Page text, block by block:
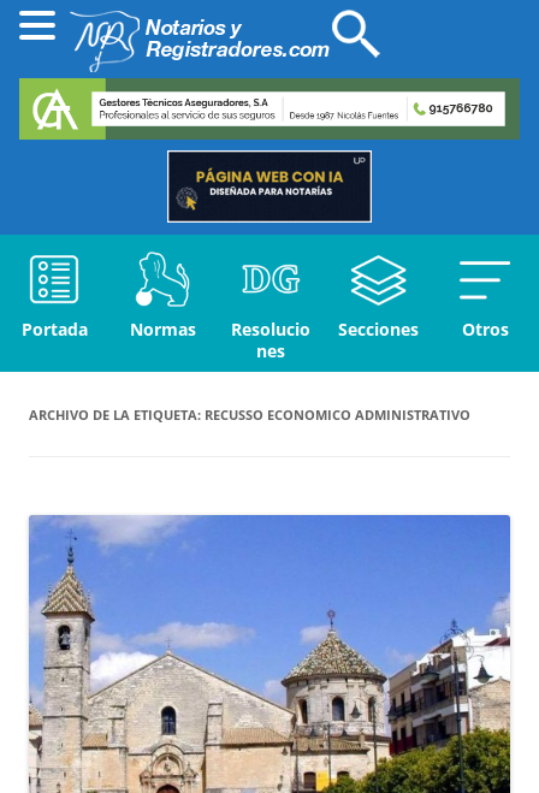
Portada Normas
Resolucio
nes
Secciones Otros
ARCHIVO DE LA ETIQUETA: RECUSSO ECONOMICO ADMINISTRATIVO